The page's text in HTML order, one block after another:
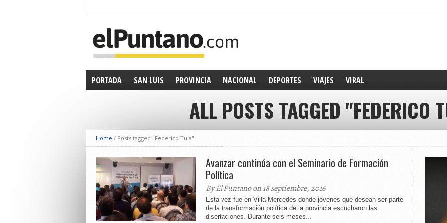
PORTADA SAN LUIS PROVINCIA NACIONAL DEPORTES VIAJES VIRAL
ALL POSTS TAGGED "FEDERICO
Home / Posts tagged "Federico Tula"
Avanzar continúa con el Seminario de Formación
Política
By El Puntano on 18 septiembre, 2016
Esta vez fue en Villa Mercedes donde jóvenes que desean ser parte
de la transformación política de la provincia escucharon las
disertaciones. Durante seis meses...